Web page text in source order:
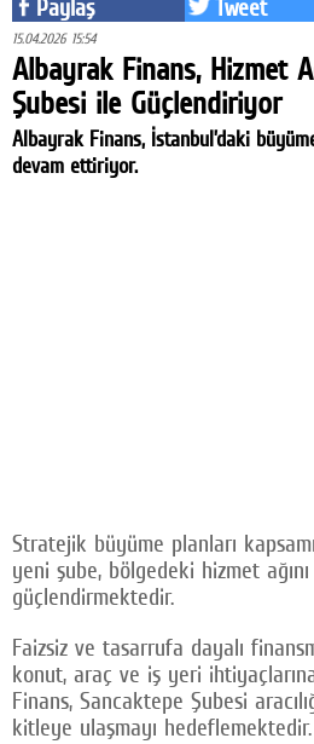
Paylaş Tweet
15.04.2026 15:54
Albayrak Finans, Hizmet
Şubesi ile Güçlendiriyor
Albayrak Finans, İstanbul’daki
devam ettiriyor.
Stratejik büyüme planları
yeni şube, bölgedeki hizmet
güçlendirmektedir.
Faizsiz ve tasarrufa dayalı
konut, araç ve iş yeri
Finans, Sancaktepe Şubesi
kitleye ulaşmayı hedeflemektedir.